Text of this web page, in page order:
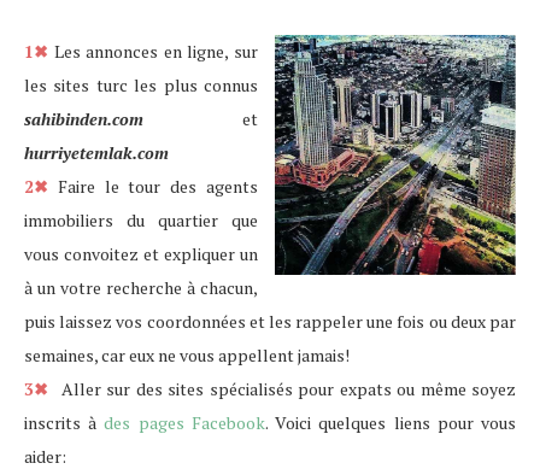
1✖ Les annonces en ligne, sur
les sites turc les plus connus
sahibinden.com et
hurriyetemlak.com
2✖ Faire le tour des agents
immobiliers du quartier que
vous convoitez et expliquer un
à un votre recherche à chacun,
puis laissez vos coordonnées et les rappeler une fois ou deux par
semaines, car eux ne vous appellent jamais!
3✖
Aller sur des sites spécialisés pour expats ou même soyez
inscrits àdes pages Facebook. Voici quelques liens pour vous
aider: